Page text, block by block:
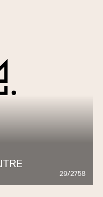
29/2758